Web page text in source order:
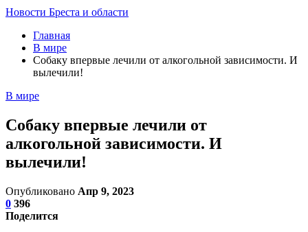
Новости Бреста и области
Главная
В мире
Собаку впервые лечили от алкогольной зависимости. И
вылечили!
В мире
Собаку впервые лечили от
алкогольной зависимости. И
вылечили!
Опубликовано Апр 9, 2023
0 396
Поделится